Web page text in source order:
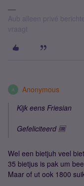
Aub alleen privé
vraagt
A Anonymous
Kijk eens Friesian
Gefeliciteerd 🆒
Wel een bietjuh veel
35 bietjus is pak um
Maar of ut ook 1800